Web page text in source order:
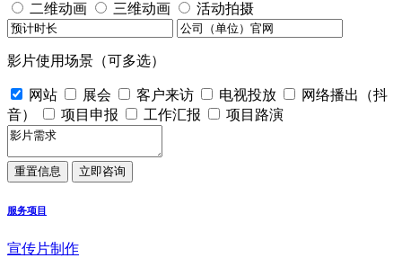
二维动画
三维动画 活动拍摄
影片使用场景（可多选）
网站 展会 客户来访 电视投放
网络播出（抖
音）
项目申报 工作汇报 项目路演
服务项目
宣传片制作